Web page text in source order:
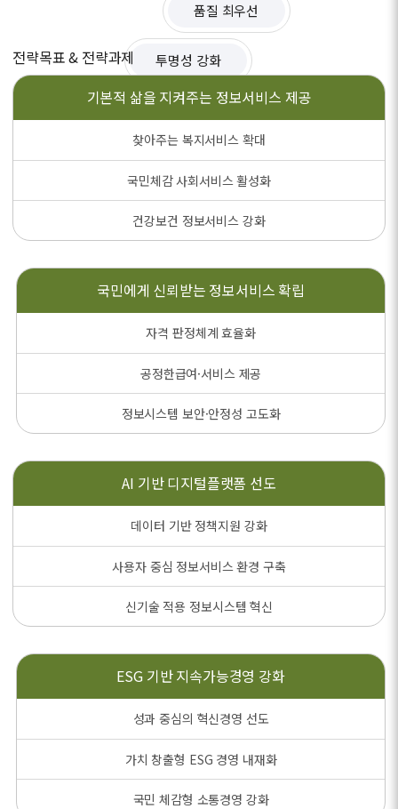
품질 최우선
투명성 강화
전략목표 & 전략과제
기본적 삶을 지켜주는 정보서비스 제공
찾아주는 복지서비스 확대
국민체감 사회서비스 활성화
건강보건 정보서비스 강화
국민에게 신뢰받는 정보서비스 확립
자격 판정체계 효율화
공정한급여·서비스 제공
정보시스템 보안·안정성 고도화
AI 기반디지털플랫폼 선도
데이터 기반 정책지원 강화
사용자 중심 정보서비스 환경 구축
신기술 적용 정보시스템 혁신
ESG 기반지속가능경영 강화
성과 중심의 혁신경영 선도
가치 창출형 ESG 경영 내재화
국민 체감형 소통경영 강화